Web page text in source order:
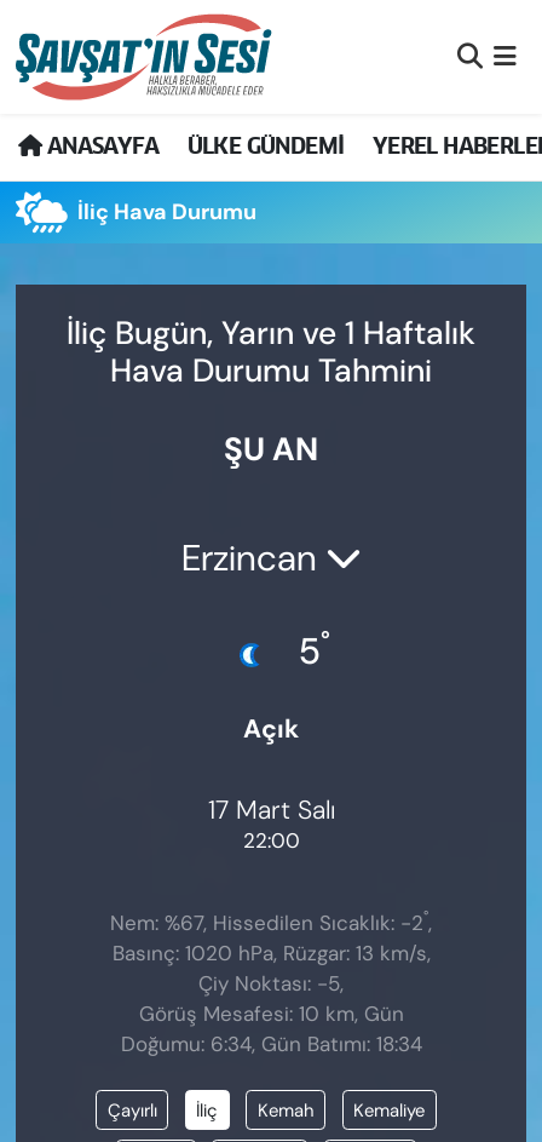
ANASAYFA ÜLKE GÜNDEMİ YEREL
İliç Hava Durumu
İliç Bugün, Yarın ve 1 Haftalık
Hava Durumu Tahmini
ŞU AN
Erzincan
5°
Açık
17 Mart Salı
22:00
Nem: %67, Hissedilen Sıcaklık: -2°,
Basınç: 1020 hPa, Rüzgar: 13 km/s,
Çiy Noktası: -5,
Görüş Mesafesi: 10 km, Gün
Doğumu: 6:34, Gün Batımı: 18:34
Çayırlı İliç Kemah Kemaliye
Artvin Nöbetçi Eczaneler
Artvin Hava Durumu
Artvin Namaz Vakitleri
Puan Durumu ve Fikstür
Son Dakika Haberleri